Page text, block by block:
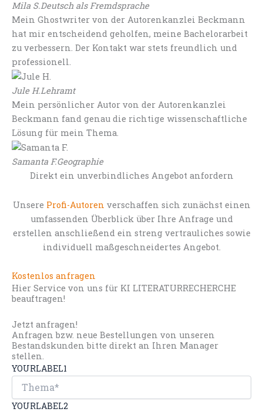
Mila S.Deutsch als Fremdsprache
Mein Ghostwriter von der Autorenkanzlei Beckmann
hat mir entscheidend geholfen, meine Bachelorarbeit
zu verbessern. Der Kontakt war stets freundlich und
professionell.
Jule H.Lehramt
Mein persönlicher Autor von der Autorenkanzlei
Beckmann fand genau die richtige wissenschaftliche
Lösung für mein Thema.
Samanta F.Geographie
Direkt ein unverbindliches Angebot anfordern
Unsere Profi-Autoren verschaffen sich zunächst einen
umfassenden Überblick über Ihre Anfrage und
erstellen anschließend ein streng vertrauliches sowie
individuell maßgeschneidertes Angebot.
Kostenlos anfragen
Hier Service von uns für KI LITERATURRECHERCHE
beauftragen!
Jetzt anfragen!
Anfragen bzw. neue Bestellungen von unseren
Bestandskunden bitte direkt an Ihren Manager
stellen.
YOURLABEL1
YOURLABEL2